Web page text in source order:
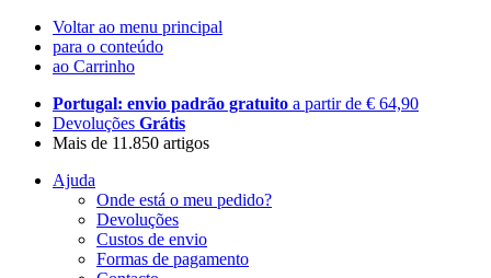
Voltar ao menu principal
para o conteúdo
ao Carrinho
Portugal: envio padrão gratuito a partir de € 64,90
Devoluções Grátis
Mais de 11.850 artigos
Ajuda
Onde está o meu pedido?
Devoluções
Custos de envio
Formas de pagamento